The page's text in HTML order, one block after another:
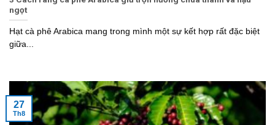
ngọt
Hạt cà phê Arabica mang trong mình một sự kết hợp rất đặc biệt
giữa...
27
Th8